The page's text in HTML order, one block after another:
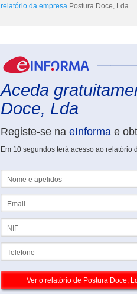
relatório da empresa Postura Doce, Lda.
Aceda
Doce, Lda
Registe-se na eInforma e
Em 10 segundos terá acesso ao relatório